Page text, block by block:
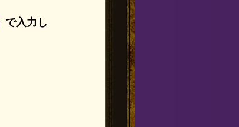
で入力し